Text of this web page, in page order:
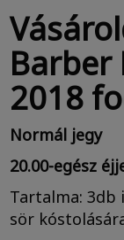
Barber
2018
Normál jegy
20.00-egész
Tartalma: 3db
sör